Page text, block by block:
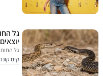
גל החום
יוצאים
גל החום מעלה
קים קונקשנ'ס